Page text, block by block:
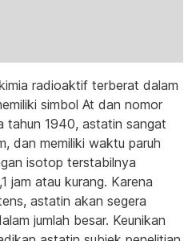
radioaktif terberat dalam
simbol At dan nomor
tahun 1940, astatin sangat
dan memiliki waktu paruh
isotop terstabilnya
jam atau kurang. Karena
astatin akan segera
jumlah besar. Keunikan